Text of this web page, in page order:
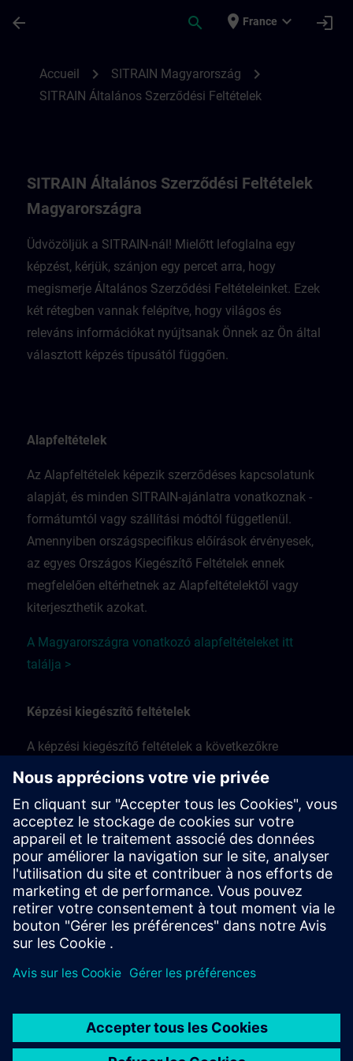
arrow_back search place France expand_more login
Accueil chevron_right SITRAIN Magyarország chevron_right
SITRAIN Általános Szerződési Feltételek
SITRAIN Általános Szerződési Feltételek
Magyarországra
Üdvözöljük a SITRAIN-nál! Mielőtt lefoglalna egy
képzést, kérjük, szánjon egy percet arra, hogy
megismerje Általános Szerződési Feltételeinket. Ezek
két rétegben vannak felépítve, hogy világos és
releváns információkat nyújtsanak Önnek az Ön által
választott képzés típusától függően.
Alapfeltételek
Az Alapfeltételek képezik szerződéses kapcsolatunk
alapját, és minden SITRAIN-ajánlatra vonatkoznak -
formátumtól vagy szállítási módtól függetlenül.
Amennyiben országspecifikus előírások érvényesek,
az egyes Országos Kiegészítő Feltételek ennek
megfelelően eltérhetnek az Alapfeltételektől vagy
kiterjeszthetik azokat.
A Magyarországra vonatkozó alapfeltételeket itt
találja >
Képzési kiegészítő feltételek
A képzési kiegészítő feltételek a következőkre
vonatkoznak:
Személyes, tantermi és helyszíni képzésekre
távoli hozzáférésen keresztüli élő online
képzésekre
Workshop képzések
A képzési kiegészítő feltételeket itt találja >